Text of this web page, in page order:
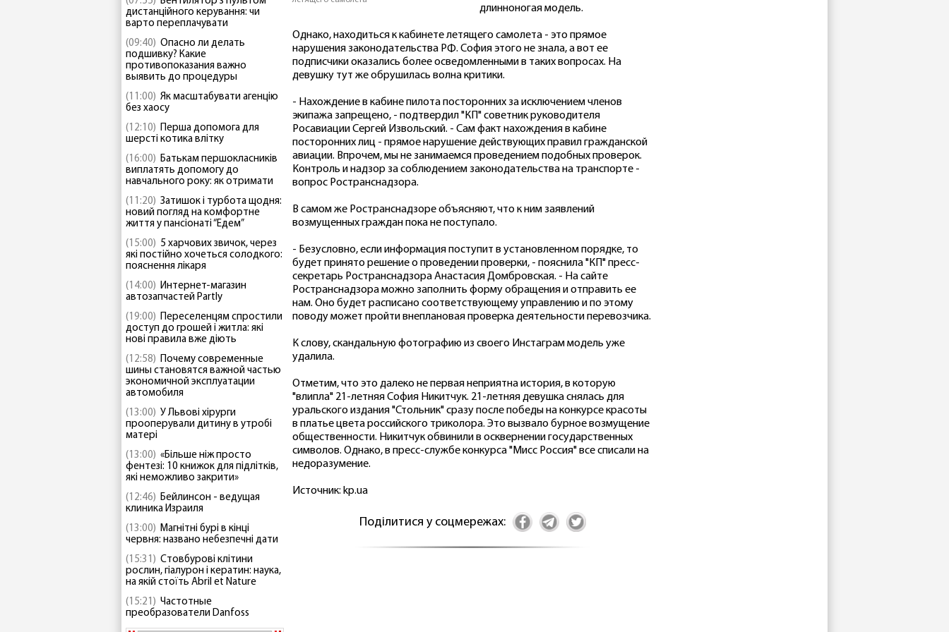
дистанційного керування: чи
варто переплачувати
(09:40) Опасно ли делать
подшивку? Какие
противопоказания важно
выявить до процедуры
(11:00) Як масштабувати агенцію
без хаосу
(12:10) Перша допомога для
шерсті котика влітку
(16:00) Батькам першокласників
виплатять допомогу до
навчального року: як отримати
(11:20) Затишок і турбота щодня:
новий погляд на комфортне
життя у пансіонаті “Едем”
(15:00) 5 харчових звичок, через
які постійно хочеться солодкого:
пояснення лікаря
(14:00) Интернет-магазин
автозапчастей Partly
(19:00) Переселенцям спростили
доступ до грошей і житла: які
нові правила вже діють
(12:58) Почему современные
шины становятся важной частью
экономичной эксплуатации
автомобиля
(13:00) У Львові хірурги
прооперували дитину в утробі
матері
(13:00) «Більше ніж просто
фентезі: 10 книжок для підлітків,
які неможливо закрити»
(12:46) Бейлинсон - ведущая
клиника Израиля
(13:00) Магнітні бурі в кінці
червня: названо небезпечні дати
(15:31) Стовбурові клітини
рослин, гіалурон і кератин: наука,
на якій стоїть Abril et Nature
(15:21) Частотные
преобразователи Danfoss
длинноногая модель.
Однако, находиться к кабинете летящего самолета - это прямое
нарушения законодательства РФ. София этого не знала, а вот ее
подписчики оказались более осведомленными в таких вопросах. На
девушку тут же обрушилась волна критики.
- Нахождение в кабине пилота посторонних за исключением членов
экипажа запрещено, - подтвердил "КП" советник руководителя
Росавиации Сергей Извольский. - Сам факт нахождения в кабине
посторонних лиц - прямое нарушение действующих правил гражданской
авиации. Впрочем, мы не занимаемся проведением подобных проверок.
Контроль и надзор за соблюдением законодательства на транспорте -
вопрос Ространснадзора.
В самом же Ространснадзоре объясняют, что к ним заявлений
возмущенных граждан пока не поступало.
- Безусловно, если информация поступит в установленном порядке, то
будет принято решение о проведении проверки, - пояснила "КП" пресс-
секретарь Ространснадзора Анастасия Домбровская. - На сайте
Ространснадзора можно заполнить форму обращения и отправить ее
нам. Оно будет расписано соответствующему управлению и по этому
поводу может пройти внеплановая проверка деятельности перевозчика.
К слову, скандальную фотографию из своего Инстаграм модель уже
удалила.
Отметим, что это далеко не первая неприятна история, в которую
"влипла" 21-летняя София Никитчук. 21-летняя девушка снялась для
уральского издания "Стольник" сразу после победы на конкурсе красоты
в платье цвета российского триколора. Это вызвало бурное возмущение
общественности. Никитчук обвинили в осквернении государственных
символов. Однако, в пресс-службе конкурса "Мисс Россия" все списали на
недоразумение.
Источник: kp.ua
Поділитися у соцмережах: